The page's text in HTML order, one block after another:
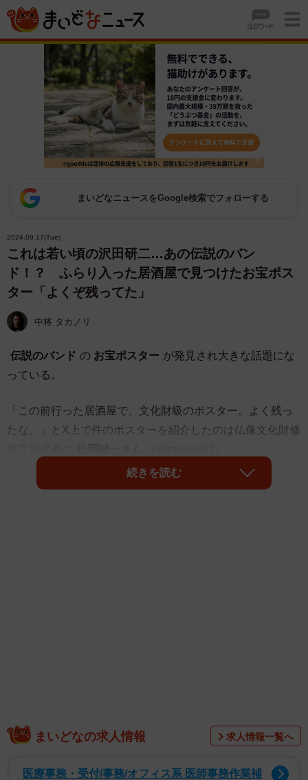
まいどなニュースをGoogle検索でフォローする
2024.09.17(Tue)
これは若い頃の沢田研二…あの伝説のバン
ド！？ ふらり入った居酒屋で見つけたお宝ポス
ター「よくぞ残ってた」
中将 タカノリ
伝説のバンド の お宝ポスター が発見され大きな話題にな
っている。
「この前行った居酒屋で、文化財級のポスター。よく残っ
たな。」とX上で件のポスターを紹介したのは仏像文化財修
続きを読む
まいどなの求人情報 求人情報一覧へ
医療事務・受付/事務/オフィス系 医師事務作業補